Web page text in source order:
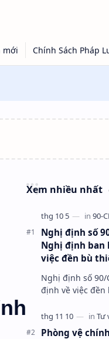
Xem nhiều nhất
Nghị định số
Nghị định ban
việc đền bù
thu hồi đất để
đích quốc
quốc gia, lợi
Nghị định số 90/
định về việc
đích quốc
Phòng vệ